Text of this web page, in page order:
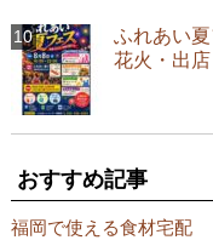
ふれあい
花火・出
おすすめ記事
福岡で使える食材宅配